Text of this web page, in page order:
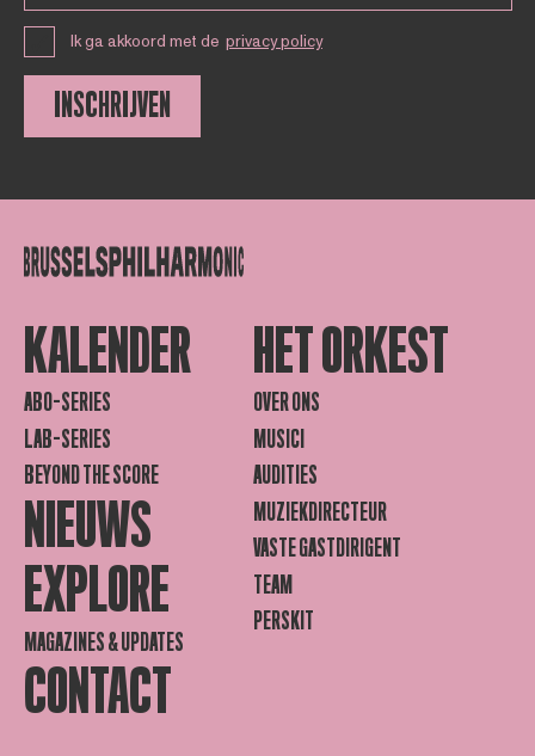
Ik ga akkoord met de privacy policy
INSCHRIJVEN
KALENDER
ABO-SERIES
LAB-SERIES
BEYOND THE SCORE
NIEUWS
EXPLORE
MAGAZINES & UPDATES
CONTACT
HET ORKEST
OVER ONS
MUSICI
AUDITIES
MUZIEKDIRECTEUR
VASTE GASTDIRIGENT
TEAM
PERSKIT